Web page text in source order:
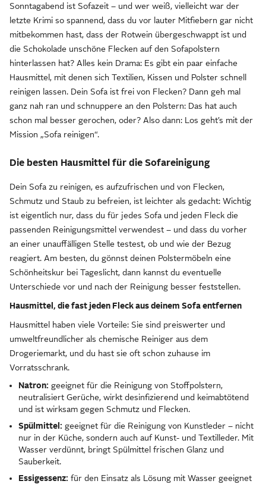
Sonntagabend ist Sofazeit – und wer weiß, vielleicht war der
letzte Krimi so spannend, dass du vor lauter Mitfiebern gar nicht
mitbekommen hast, dass der Rotwein übergeschwappt ist und
die Schokolade unschöne Flecken auf den Sofapolstern
hinterlassen hat? Alles kein Drama: Es gibt ein paar einfache
Hausmittel, mit denen sich Textilien, Kissen und Polster schnell
reinigen lassen. Dein Sofa ist frei von Flecken? Dann geh mal
ganz nah ran und schnuppere an den Polstern: Das hat auch
schon mal besser gerochen, oder? Also dann: Los geht’s mit der
Mission „Sofa reinigen“.
Die besten Hausmittel für die Sofareinigung
Dein Sofa zu reinigen, es aufzufrischen und von Flecken,
Schmutz und Staub zu befreien, ist leichter als gedacht: Wichtig
ist eigentlich nur, dass du für jedes Sofa und jeden Fleck die
passenden Reinigungsmittel verwendest – und dass du vorher
an einer unauffälligen Stelle testest, ob und wie der Bezug
reagiert. Am besten, du gönnst deinen Polstermöbeln eine
Schönheitskur bei Tageslicht, dann kannst du eventuelle
Unterschiede vor und nach der Reinigung besser feststellen.
Hausmittel, die fast jeden Fleck aus deinem Sofa entfernen
Hausmittel haben viele Vorteile: Sie sind preiswerter und
umweltfreundlicher als chemische Reiniger aus dem
Drogeriemarkt, und du hast sie oft schon zuhause im
Vorratsschrank.
Natron: geeignet für die Reinigung von Stoffpolstern,
neutralisiert Gerüche, wirkt desinfizierend und keimabtötend
und ist wirksam gegen Schmutz und Flecken.
Spülmittel: geeignet für die Reinigung von Kunstleder – nicht
nur in der Küche, sondern auch auf Kunst- und Textilleder. Mit
Wasser verdünnt, bringt Spülmittel frischen Glanz und
Sauberkeit.
Essigessenz: für den Einsatz als Lösung mit Wasser geeignet